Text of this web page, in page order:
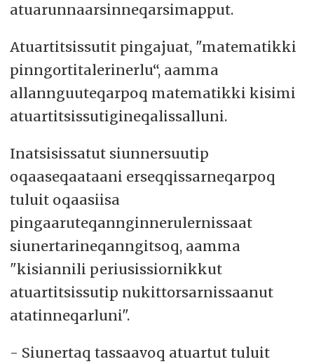
atuarunnaarsinneqarsimapput.
Atuartitsissutit pingajuat, "matematikki
pinngortitalerinerlu“, aamma
allannguuteqarpoq matematikki kisimi
atuartitsissutigineqalissalluni.
Inatsisissatut siunnersuutip
oqaaseqaataani erseqqissarneqarpoq
tuluit oqaasiisa
pingaaruteqannginnerulernissaat
siunertarineqanngitsoq, aamma
"kisiannili periusissiornikkut
atuartitsissutip nukittorsarnissaanut
atatinneqarluni".
- Siunertaq tassaavoq atuartut tuluit